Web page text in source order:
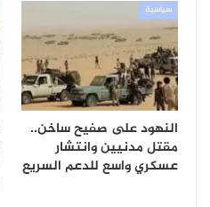
سياسية
النهود على صفيح ساخن..
مقتل مدنيين وانتشار
عسكري واسع للدعم السريع